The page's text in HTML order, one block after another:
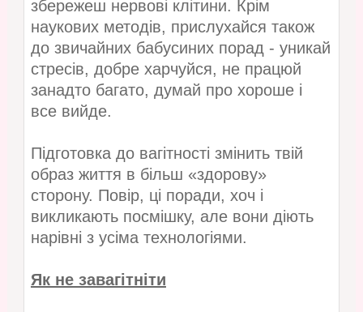
збережеш нервові клітини. Крім
наукових методів, прислухайся також
до звичайних бабусиних порад - уникай
стресів, добре харчуйся, не працюй
занадто багато, думай про хороше і
все вийде.
Підготовка до вагітності змінить твій
образ життя в більш «здорову»
сторону. Повір, ці поради, хоч і
викликають посмішку, але вони діють
нарівні з усіма технологіями.
Як не завагітніти